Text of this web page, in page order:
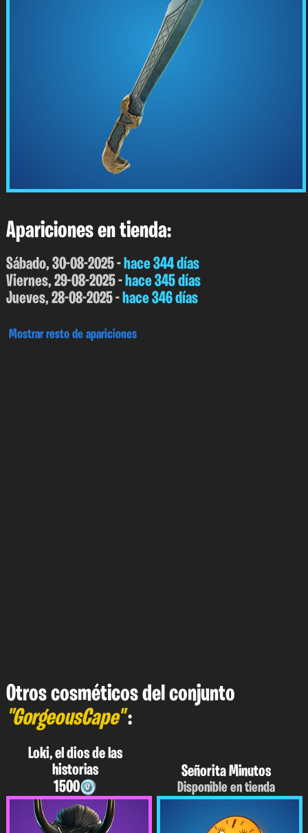
Apariciones en tienda:
Sábado, 30-08-2025 -hace 344 días
Viernes, 29-08-2025 -hace 345 días
Jueves, 28-08-2025 -hace 346 días
Mostrar resto de apariciones
Otros cosméticos del conjunto
"GorgeousCape":
Loki, el dios de las
historias
1500
Señorita Minutos
Disponible en tienda